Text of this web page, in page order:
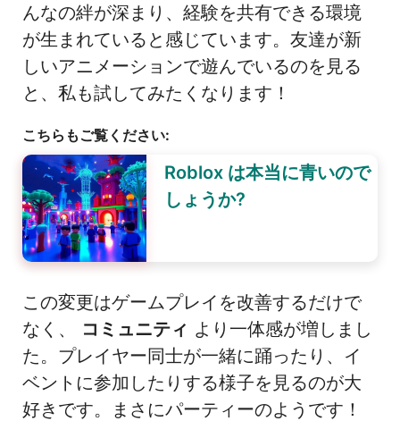
んなの絆が深まり、経験を共有できる環境
が生まれていると感じています。友達が新
しいアニメーションで遊んでいるのを見る
と、私も試してみたくなります！
こちらもご覧ください:
Roblox は本当に青いので
しょうか?
この変更はゲームプレイを改善するだけで
なく、
コミュニティ より一体感が増しまし
た。プレイヤー同士が一緒に踊ったり、イ
ベントに参加したりする様子を見るのが大
好きです。まさにパーティーのようです！